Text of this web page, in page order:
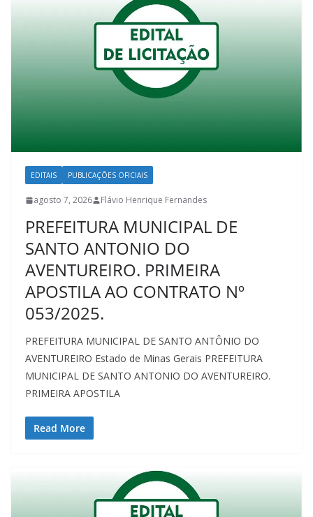
EDITAIS PUBLICAÇÕES OFICIAIS
agosto 7, 2026 Flávio Henrique Fernandes
PREFEITURA MUNICIPAL DE
SANTO ANTONIO DO
AVENTUREIRO. PRIMEIRA
APOSTILA AO CONTRATO Nº
053/2025.
PREFEITURA MUNICIPAL DE SANTO ANTÔNIO DO
AVENTUREIRO Estado de Minas Gerais PREFEITURA
MUNICIPAL DE SANTO ANTONIO DO AVENTUREIRO.
PRIMEIRA APOSTILA
Read More